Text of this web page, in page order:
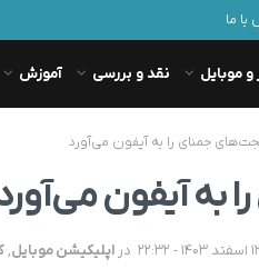
با ما
و موبایل نقد و بررسی آموزش
جمنای را به آیفون می‌آورد
به آیفون
در اپلیکیشن موبایل,